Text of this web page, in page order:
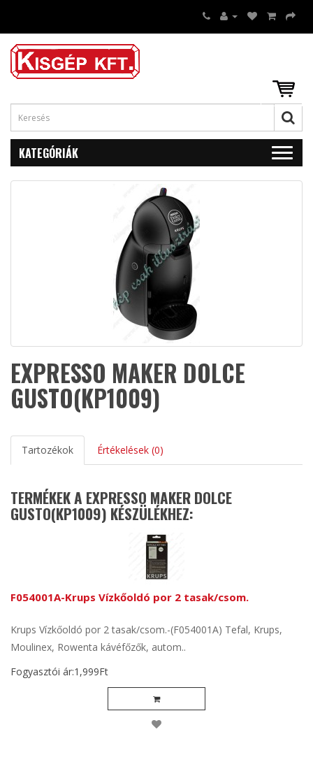
KATEGÓRIÁK
EXPRESSO MAKER DOLCE
GUSTO(KP1009)
Tartozékok Értékelések (0)
TERMÉKEK A EXPRESSO MAKER DOLCE
GUSTO(KP1009) KÉSZÜLÉKHEZ:
F054001A-Krups Vízkőoldó por 2 tasak/csom.
Krups Vízkőoldó por 2 tasak/csom.-(F054001A) Tefal, Krups,
Moulinex, Rowenta kávéfőzők, autom..
Fogyasztói ár:1,999Ft